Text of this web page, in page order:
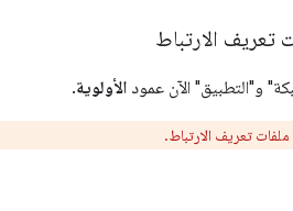
تعريف الارتباط
و"التطبيق" الآن عمود الأولوية.